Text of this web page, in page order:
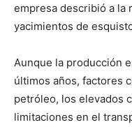
empresa describió a la
yacimientos de
Aunque la producción
últimos años, factores
petróleo, los elevados
limitaciones en el